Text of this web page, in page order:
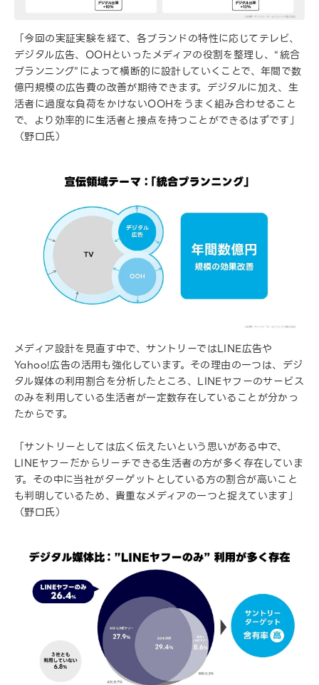
「今回の実証実験を経て、各ブランドの特性に応じてテレビ、
デジタル広告、OOHといったメディアの役割を整理し、“統合
プランニング”によって横断的に設計していくことで、年間で数
億円規模の広告費の改善が期待できます。デジタルに加え、生
活者に過度な負荷をかけないOOHをうまく組み合わせること
で、より効率的に生活者と接点を持つことができるはずです」
（野口氏）
メディア設計を見直す中で、サントリーではLINE広告や
Yahoo!広告の活用も強化しています。その理由の一つは、デジ
タル媒体の利用割合を分析したところ、LINEヤフーのサービス
のみを利用している生活者が一定数存在していることが分かっ
たからです。
「サントリーとしては広く伝えたいという思いがある中で、
LINEヤフーだからリーチできる生活者の方が多く存在していま
す。その中に当社がターゲットとしている方の割合が高いこと
も判明しているため、貴重なメディアの一つと捉えています」
（野口氏）